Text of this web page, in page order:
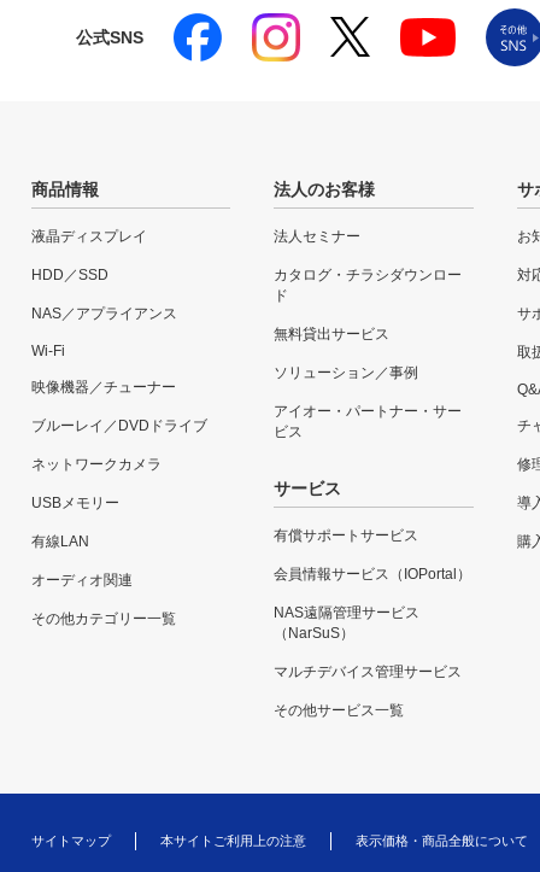
公式SNS
商品情報
液晶ディスプレイ
HDD／SSD
NAS／アプライアンス
Wi-Fi
映像機器／チューナー
ブルーレイ／DVDドライブ
ネットワークカメラ
USBメモリー
有線LAN
オーディオ関連
その他カテゴリー一覧
法人のお客様
法人セミナー
カタログ・チラシダウンロー
ド
無料貸出サービス
ソリューション／事例
アイオー・パートナー・サー
ビス
サービス
有償サポートサービス
会員情報サービス（IOPortal）
NAS遠隔管理サービス
（NarSuS）
マルチデバイス管理サービス
その他サービス一覧
サ
お
対
サ
取
チ
修
導
購
サイトマップ 本サイトご利用上の注意 表示価格・商品全般について